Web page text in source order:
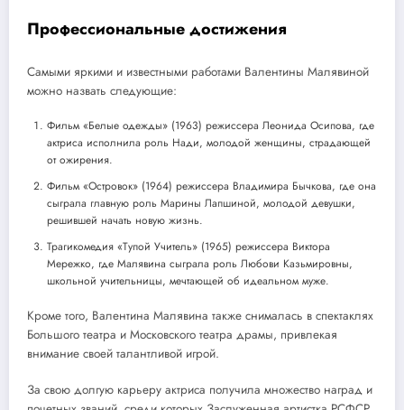
Профессиональные достижения
Самыми яркими и известными работами Валентины Малявиной
можно назвать следующие:
Фильм «Белые одежды» (1963) режиссера Леонида Осипова, где
актриса исполнила роль Нади, молодой женщины, страдающей
от ожирения.
Фильм «Островок» (1964) режиссера Владимира Бычкова, где она
сыграла главную роль Марины Лапшиной, молодой девушки,
решившей начать новую жизнь.
Трагикомедия «Тупой Учитель» (1965) режиссера Виктора
Мережко, где Малявина сыграла роль Любови Казьмировны,
школьной учительницы, мечтающей об идеальном муже.
Кроме того, Валентина Малявина также снималась в спектаклях
Большого театра и Московского театра драмы, привлекая
внимание своей талантливой игрой.
За свою долгую карьеру актриса получила множество наград и